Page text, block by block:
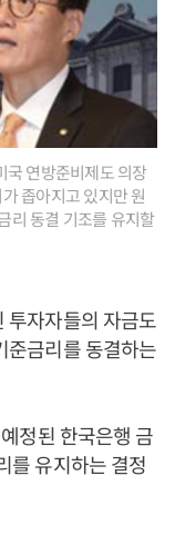
국 연방준비제도 의장
좁아지고 있지만 원
리 동결 기조를 유지할
투자자들의 자금도
준금리를 동결하는
정된 한국은행 금
를 유지하는 결정